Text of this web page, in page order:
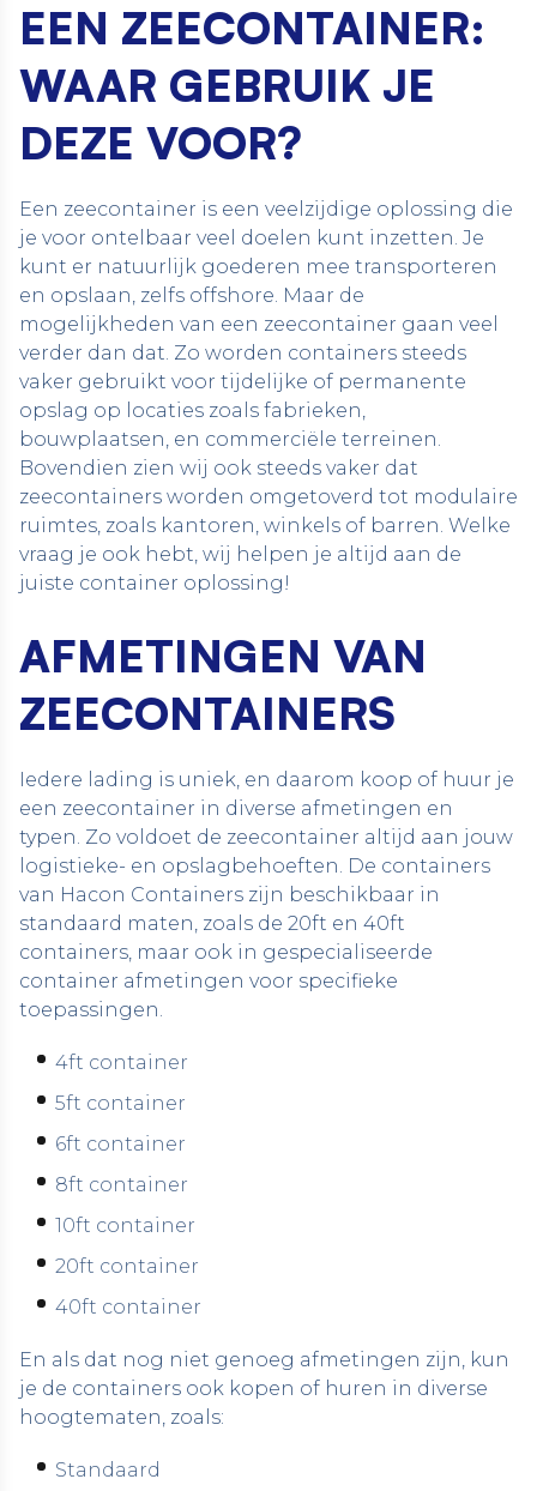
EEN ZEECONTAINER:
WAAR GEBRUIK JE
DEZE VOOR?
Een zeecontainer is een veelzijdige oplossing die
je voor ontelbaar veel doelen kunt inzetten. Je
kunt er natuurlijk goederen mee transporteren
en opslaan, zelfs offshore. Maar de
mogelijkheden van een zeecontainer gaan veel
verder dan dat. Zo worden containers steeds
vaker gebruikt voor tijdelijke of permanente
opslag op locaties zoals fabrieken,
bouwplaatsen, en commerciële terreinen.
Bovendien zien wij ook steeds vaker dat
zeecontainers worden omgetoverd tot modulaire
ruimtes, zoals kantoren, winkels of barren. Welke
vraag je ook hebt, wij helpen je altijd aan de
juiste container oplossing!
AFMETINGEN VAN
ZEECONTAINERS
Iedere lading is uniek, en daarom koop of huur je
een zeecontainer in diverse afmetingen en
typen. Zo voldoet de zeecontainer altijd aan jouw
logistieke- en opslagbehoeften. De containers
van Hacon Containers zijn beschikbaar in
standaard maten, zoals de 20ft en 40ft
containers, maar ook in gespecialiseerde
container afmetingen voor specifieke
toepassingen.
4ft container
5ft container
6ft container
8ft container
10ft container
20ft container
40ft container
En als dat nog niet genoeg afmetingen zijn, kun
je de containers ook kopen of huren in diverse
hoogtematen, zoals:
Standaard